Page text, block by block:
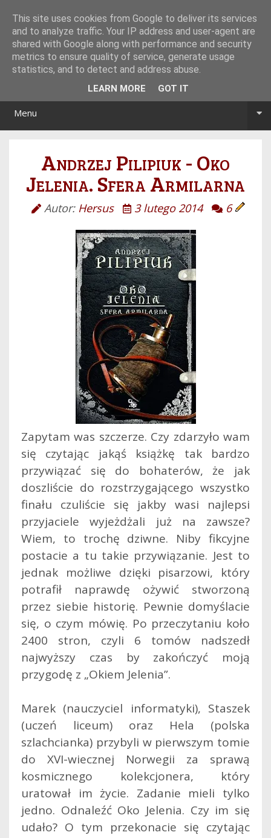
Menu
Andrzej Pilipiuk - Oko
Jelenia. Sfera Armilarna
Autor: Hersus 3 lutego 2014 6
Zapytam was szczerze. Czy zdarzyło wam
się czytając jakąś książkę tak bardzo
przywiązać się do bohaterów, że jak
doszliście do rozstrzygającego wszystko
finału czuliście się jakby wasi najlepsi
przyjaciele wyjeżdżali już na zawsze?
Wiem, to trochę dziwne. Niby fikcyjne
postacie a tu takie przywiązanie. Jest to
jednak możliwe dzięki pisarzowi, który
potrafił naprawdę ożywić stworzoną
przez siebie historię. Pewnie domyślacie
się, o czym mówię. Po przeczytaniu koło
2400 stron, czyli 6 tomów nadszedł
najwyższy czas by zakończyć moją
przygodę z „Okiem Jelenia”.
Marek (nauczyciel informatyki), Staszek
(uczeń liceum) oraz Hela (polska
szlachcianka) przybyli w pierwszym tomie
do XVI-wiecznej Norwegii za sprawą
kosmicznego kolekcjonera, który
uratował im życie. Zadanie mieli tylko
jedno. Odnaleźć Oko Jelenia. Czy im się
udało? O tym przekonacie się czytając
This site uses cookies from Google to deliver its services
and to analyze traffic. Your IP address and user-agent are
shared with Google along with performance and security
metrics to ensure quality of service, generate usage
statistics, and to detect and address abuse.
LEARN MORE GOT IT